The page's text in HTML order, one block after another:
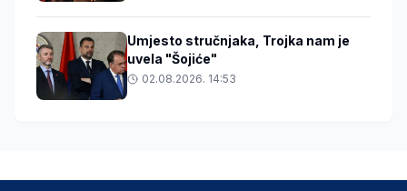
Umjesto stručnjaka, Trojka nam je
uvela "Šojiće"
02.08.2026. 14:53